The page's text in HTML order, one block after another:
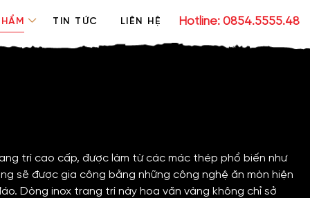
TIN TỨC LIÊN HỆ Hotline: 0854.5555.48
trí cao cấp, được làm từ các mác thép phổ biến như
sẽ được gia công bằng những công nghệ ăn mòn hiện
Dòng inox trang trí này hoa văn vàng không chỉ sở